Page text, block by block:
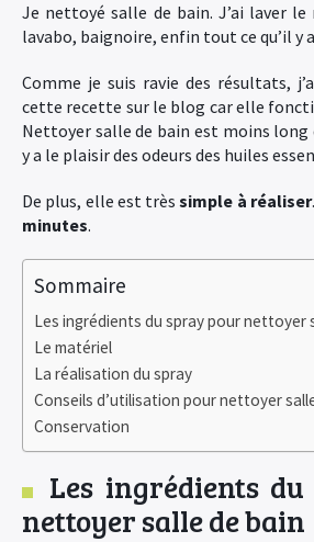
Je nettoyé salle de bain. J’ai laver
lavabo, baignoire, enfin tout ce qu’il y
Comme je suis ravie des résultats,
cette recette sur le blog car elle
Nettoyer salle de bain est moins long
y a le plaisir des odeurs des huiles
De plus, elle est très simple à réaliser
minutes.
Sommaire
Les ingrédients du spray pour nettoyer
Le matériel
La réalisation du spray
Conseils d’utilisation pour nettoyer
Conservation
Les ingrédients
nettoyer salle de bain